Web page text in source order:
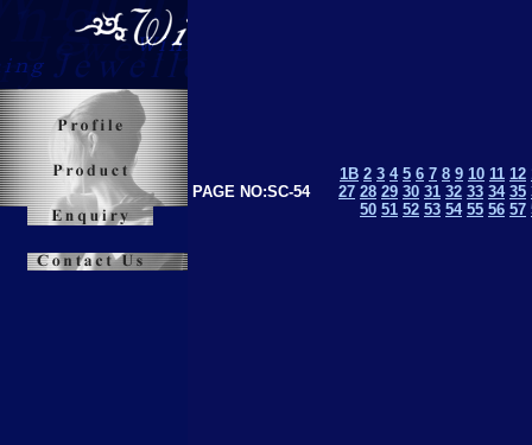
PAGE NO:SC-54
1B 2 3 4 5 6 7 8 9 10 11 12
27 28 29 30 31 32 33 34 35
50 51 52 53 54 55 56 57